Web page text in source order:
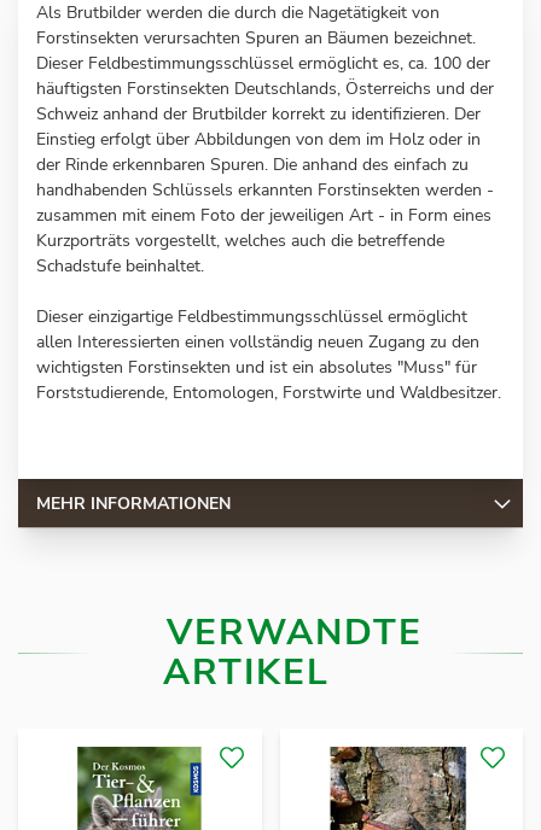
Als Brutbilder werden die durch die Nagetätigkeit von
Forstinsekten verursachten Spuren an Bäumen bezeichnet.
Dieser Feldbestimmungsschlüssel ermöglicht es, ca. 100 der
häuftigsten Forstinsekten Deutschlands, Österreichs und der
Schweiz anhand der Brutbilder korrekt zu identifizieren. Der
Einstieg erfolgt über Abbildungen von dem im Holz oder in
der Rinde erkennbaren Spuren. Die anhand des einfach zu
handhabenden Schlüssels erkannten Forstinsekten werden -
zusammen mit einem Foto der jeweiligen Art - in Form eines
Kurzporträts vorgestellt, welches auch die betreffende
Schadstufe beinhaltet.
Dieser einzigartige Feldbestimmungsschlüssel ermöglicht
allen Interessierten einen vollständig neuen Zugang zu den
wichtigsten Forstinsekten und ist ein absolutes "Muss" für
Forststudierende, Entomologen, Forstwirte und Waldbesitzer.
MEHR INFORMATIONEN
VERWANDTE
ARTIKEL